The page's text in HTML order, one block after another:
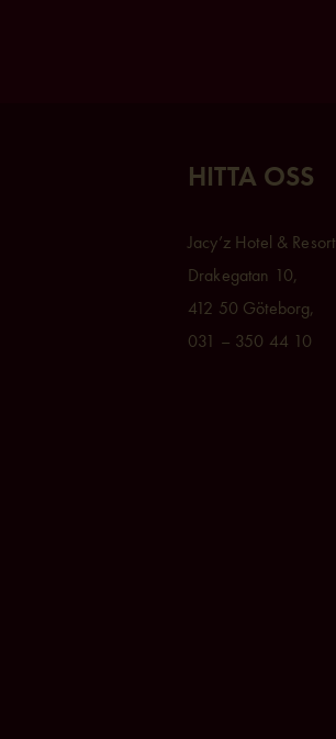
HITTA OSS
Jacy’z Hotel & Resort
Drakegatan 10,
412 50 Göteborg,
031 – 350 44 10